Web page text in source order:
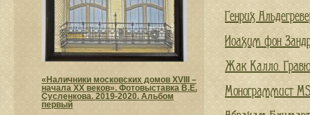
Генрих
Иоахим фон
Жак Калло.
Монограммист
«Наличники московских домов XVIII –
начала XX веков». Фотовыставка В.Е.
Сусленкова. 2019-2020. Альбом
первый